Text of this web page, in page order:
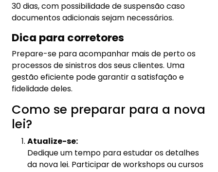
diferencial.
Comunique seus clientes:
Informe-os sobre as mudanças e como isso
traz mais segurança para seus contratos. A
transparência fortalece a confiança.
Ajuste suas práticas:
Revise seus processos de venda e pós-venda
para garantir que estão alinhados às novas
exigências. Desde a avaliação de risco até o
acompanhamento de sinistros, tudo precisa
estar em conformidade.
Por que o Marco Legal importa
tanto para o corretor?